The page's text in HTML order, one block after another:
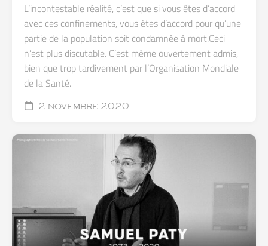
L’incontestable réalité, c’est que si vous êtes d’accord
avec ces confinements, vous êtes d’accord pour qu’une
partie de la population soit condamnée à mort.Ceci
n’est plus discutable. C’est même ouvertement admis,
bien que trop tardivement par l’Organisation Mondiale
de la Santé.
2 novembre 2020